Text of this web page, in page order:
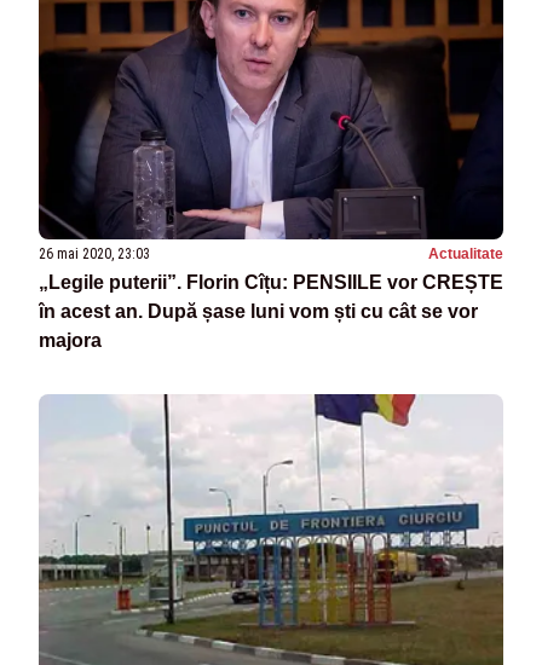
26 mai 2020, 23:03 Actualitate
„Legile puterii”. Florin Cîțu: PENSIILE vor CREȘTE
în acest an. După șase luni vom ști cu cât se vor
majora